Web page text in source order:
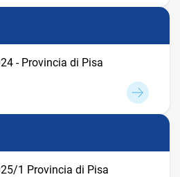
- Provincia di Pisa
1 Provincia di Pisa